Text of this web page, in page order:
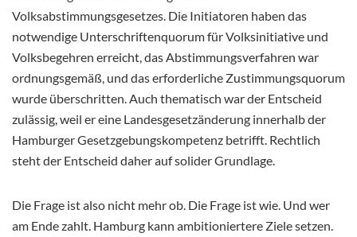
Volksabstimmungsgesetzes. Die Initiatoren haben das
notwendige Unterschriftenquorum für Volksinitiative und
Volksbegehren erreicht, das Abstimmungsverfahren war
ordnungsgemäß, und das erforderliche Zustimmungsquorum
wurde überschritten. Auch thematisch war der Entscheid
zulässig, weil er eine Landesgesetzänderung innerhalb der
Hamburger Gesetzgebungskompetenz betrifft. Rechtlich
steht der Entscheid daher auf solider Grundlage.
Die Frage ist also nicht mehr ob. Die Frage ist wie. Und wer
am Ende zahlt. Hamburg kann ambitioniertere Ziele setzen.